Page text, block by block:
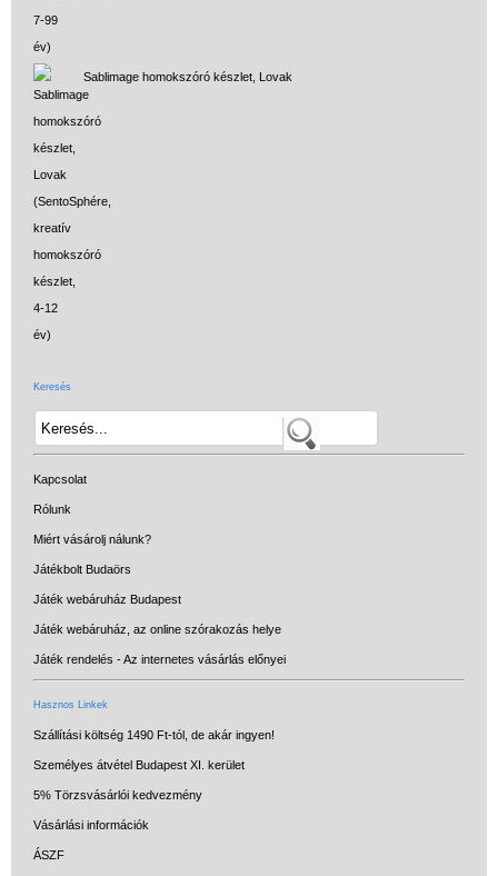
Sablimage homokszóró készlet, Lovak
Keresés
Kapcsolat
Rólunk
Miért vásárolj nálunk?
Játékbolt Budaörs
Játék webáruház Budapest
Játék webáruház, az online szórakozás helye
Játék rendelés - Az internetes vásárlás előnyei
Hasznos Linkek
Szállítási költség 1490 Ft-tól, de akár ingyen!
Személyes átvétel Budapest XI. kerület
5% Törzsvásárlói kedvezmény
Vásárlási információk
ÁSZF